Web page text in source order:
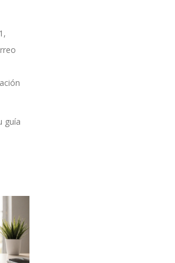
guía